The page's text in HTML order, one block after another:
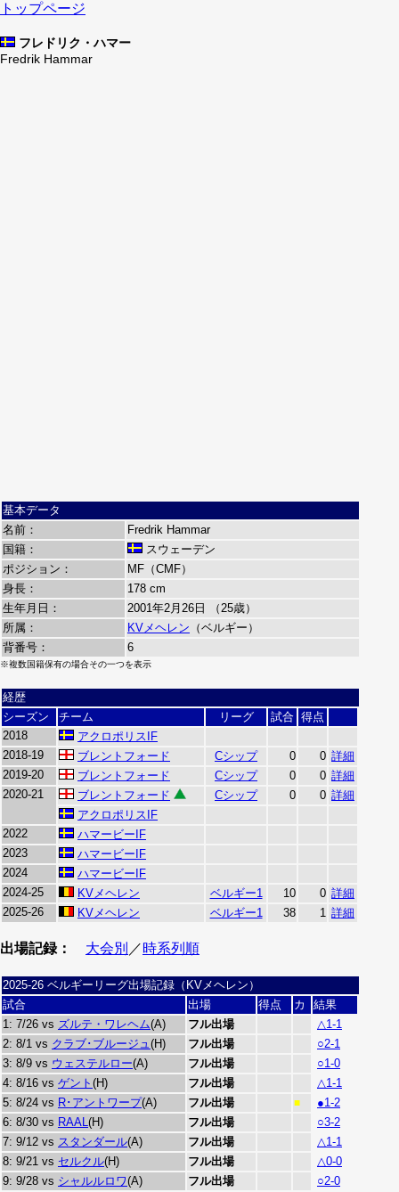
トップページ
フレドリク・ハマー
Fredrik Hammar
基本データ
名前：
Fredrik Hammar
国籍：
スウェーデン
ポジション：
MF（CMF）
身長：
178 cm
生年月日：
2001年2月26日 （25歳）
所属：
KVメヘレン （ベルギー）
背番号：
6
※複数国籍保有の場合その一つを表示
経歴
シーズン
チーム リーグ 試合 得点
2018
アクロポリスIF
2018-19
ブレントフォード Cシップ 0 0 詳細
2019-20
ブレントフォード Cシップ 0 0 詳細
2020-21
ブレントフォード Cシップ 0 0 詳細
アクロポリスIF
2022
ハマービーIF
2023
ハマービーIF
2024
ハマービーIF
2024-25
KVメヘレン ベルギー1 10 0 詳細
2025-26
KVメヘレン ベルギー1 38 1 詳細
出場記録： 大会別 ／時系列順
2025-26 ベルギーリーグ出場記録（KVメヘレン）
試合
出場 得点 カ
結果
1: 7/26 vs ズルテ・ワレヘム(A) フル出場
△1-1
2: 8/1 vs クラブ･ブルージュ(H) フル出場
○2-1
3: 8/9 vs ウェステルロー(A) フル出場
○1-0
4: 8/16 vs ゲント (H) フル出場
△1-1
5: 8/24 vs R･アントワープ(A) フル出場 ■
●1-2
6: 8/30 vs RAAL(H) フル出場
○3-2
7: 9/12 vs スタンダール(A) フル出場
△1-1
8: 9/21 vs セルクル(H) フル出場
△0-0
9: 9/28 vs シャルルロワ(A) フル出場
○2-0